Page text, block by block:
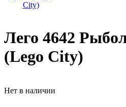
Лего 4642
(Lego City)
Нет в наличии